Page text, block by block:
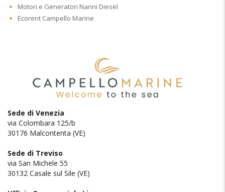
Motori e Generatori Nanni Diesel
Ecorent Campello Marine
Sede di Venezia
via Colombara 125/b
30176 Malcontenta (VE)
Sede di Treviso
via San Michele 55
30132 Casale sul Sile (VE)